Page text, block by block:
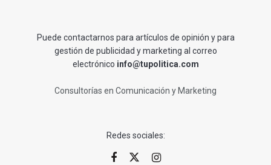
Puede contactarnos para artículos de opinión y para
gestión de publicidad y marketing al correo
electrónico info@tupolitica.com
Consultorías en Comunicación y Marketing
Redes sociales: